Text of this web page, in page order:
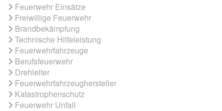
Feuerwehr Einsätze
Freiwillige Feuerwehr
Brandbekämpfung
Technische Hilfeleistung
Feuerwehrfahrzeuge
Berufsfeuerwehr
Drehleiter
Feuerwehrfahrzeughersteller
Katastrophenschutz
Feuerwehr Unfall